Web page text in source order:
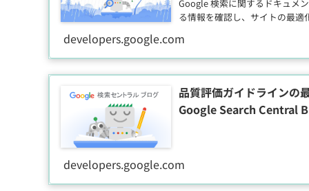
Google 検索に関するドキュメ
る情報を確認し、サイトの最適
developers.google.com
品質評価ガイドラインの
Google Search Central
developers.google.com